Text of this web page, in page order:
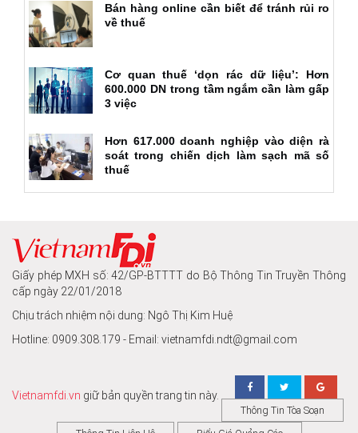
Bán hàng online cần biết để tránh rủi ro
về thuế
Cơ quan thuế ‘dọn rác dữ liệu’: Hơn
600.000 DN trong tầm ngắm cần làm gấp
3 việc
Hơn 617.000 doanh nghiệp vào diện rà
soát trong chiến dịch làm sạch mã số
thuế
Giấy phép MXH số: 42/GP-BTTTT do Bộ Thông Tin Truyền Thông
cấp ngày 22/01/2018
Chịu trách nhiệm nội dung: Ngô Thị Kim Huệ
Hotline: 0909.308.179 - Email: vietnamfdi.ndt@gmail.com
Vietnamfdi.vn giữ bản quyền trang tin này.
Thông Tin Tòa Soạn